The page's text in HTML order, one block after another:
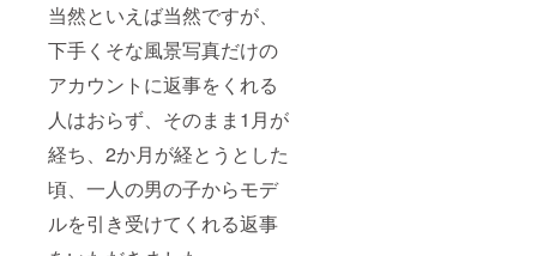
当然といえば当然ですが、
下手くそな風景写真だけの
アカウントに返事をくれる
人はおらず、そのまま1月が
経ち、2か月が経とうとした
頃、一人の男の子からモデ
ルを引き受けてくれる返事